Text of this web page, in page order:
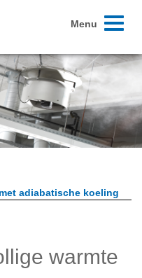
Toggle
Menu
adiabatische koeling
warmte